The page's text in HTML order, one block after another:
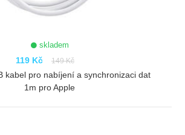
skladem
119 Kč 149 Kč
kabel pro nabíjení a synchronizaci dat
1m pro Apple